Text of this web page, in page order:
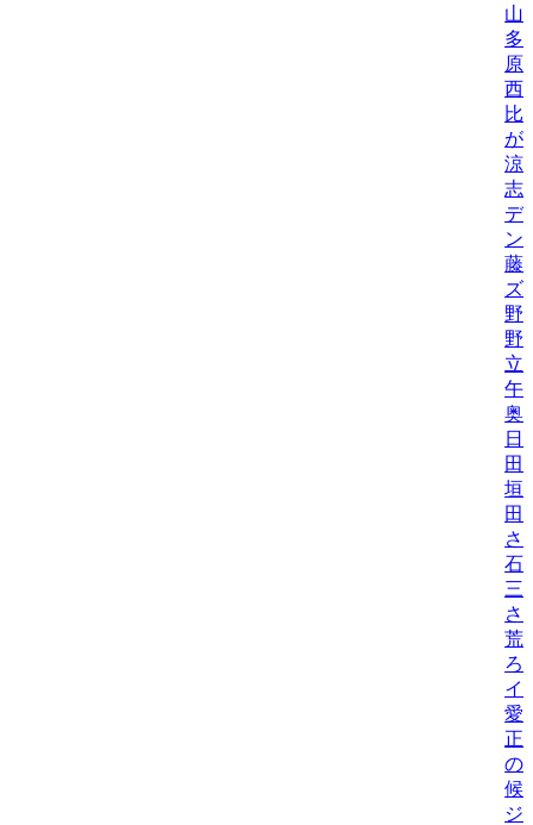
山
多
原
西
比
が
涼/
志
デ
ン
藤
ズ
野
野
立
午
奥
日
田
垣
田
さ
石
三
さ
荒
ろ
イ
愛
正
の
候/
ジ